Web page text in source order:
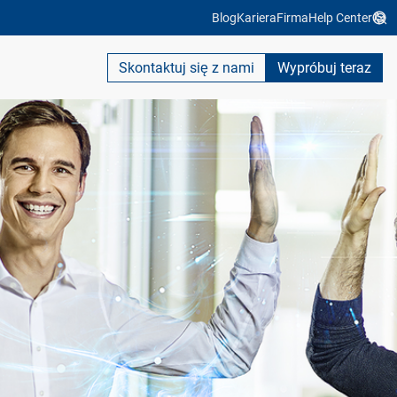
BlogKarieraFirmaHelp Center
Skontaktuj się z nami Wypróbuj teraz